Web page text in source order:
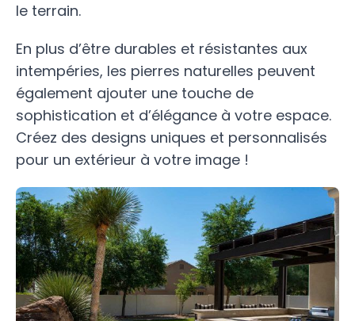
le terrain.
En plus d’être durables et résistantes aux
intempéries, les pierres naturelles peuvent
également ajouter une touche de
sophistication et d’élégance à votre espace.
Créez des designs uniques et personnalisés
pour un extérieur à votre image !